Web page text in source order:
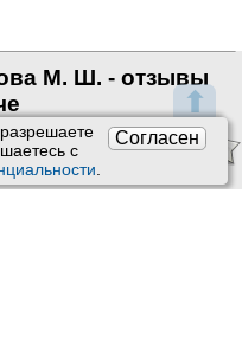
⬆
Согласен
с
.
М. Ш. - отзывы